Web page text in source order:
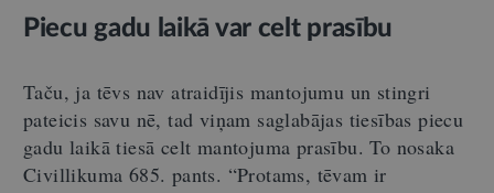
Piecu gadu laikā var celt prasību
Taču, ja tēvs nav atraidījis mantojumu un stingri
pateicis savu nē, tad viņam saglabājas tiesības piecu
gadu laikā tiesā celt mantojuma prasību. To nosaka
Civillikuma 685. pants. “Protams, tēvam ir